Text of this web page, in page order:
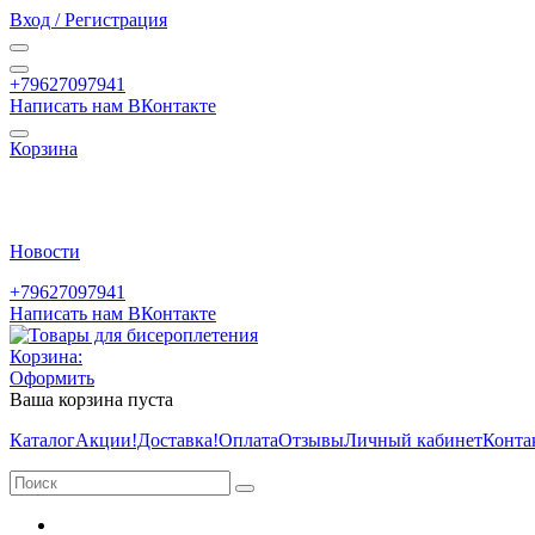
Вход / Регистрация
+79627097941
Написать нам ВКонтакте
Корзина
Новости
+79627097941
Написать нам ВКонтакте
Корзина:
Оформить
Ваша корзина пуста
КаталогАкции!Доставка!ОплатаОтзывыЛичный кабинет